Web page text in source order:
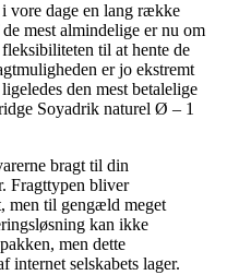
vore dage en lang række
mest almindelige er nu om
til at hente de
er jo ekstremt
den mest betalelige
Soyadrik naturel Ø – 1
bragt til din
Fragttypen bliver
men til gengæld meget
kan ikke
men dette
internet selskabets lager.